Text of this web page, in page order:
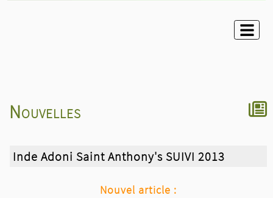
Nouvelles
Inde Adoni Saint Anthony's SUIVI 2013
Nouvel article :